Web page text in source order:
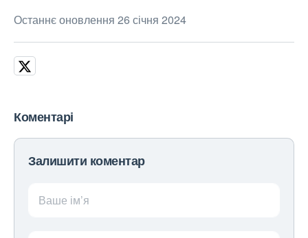
Останнє оновлення 26 січня 2024
Коментарі
Залишити коментар
Ваше ім’я